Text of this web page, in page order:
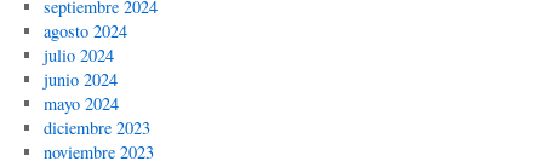
septiembre 2024
agosto 2024
julio 2024
junio 2024
mayo 2024
diciembre 2023
noviembre 2023